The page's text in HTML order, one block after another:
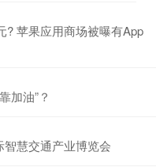
? 苹果应用商场被曝有App
加油”？
智慧交通产业博览会